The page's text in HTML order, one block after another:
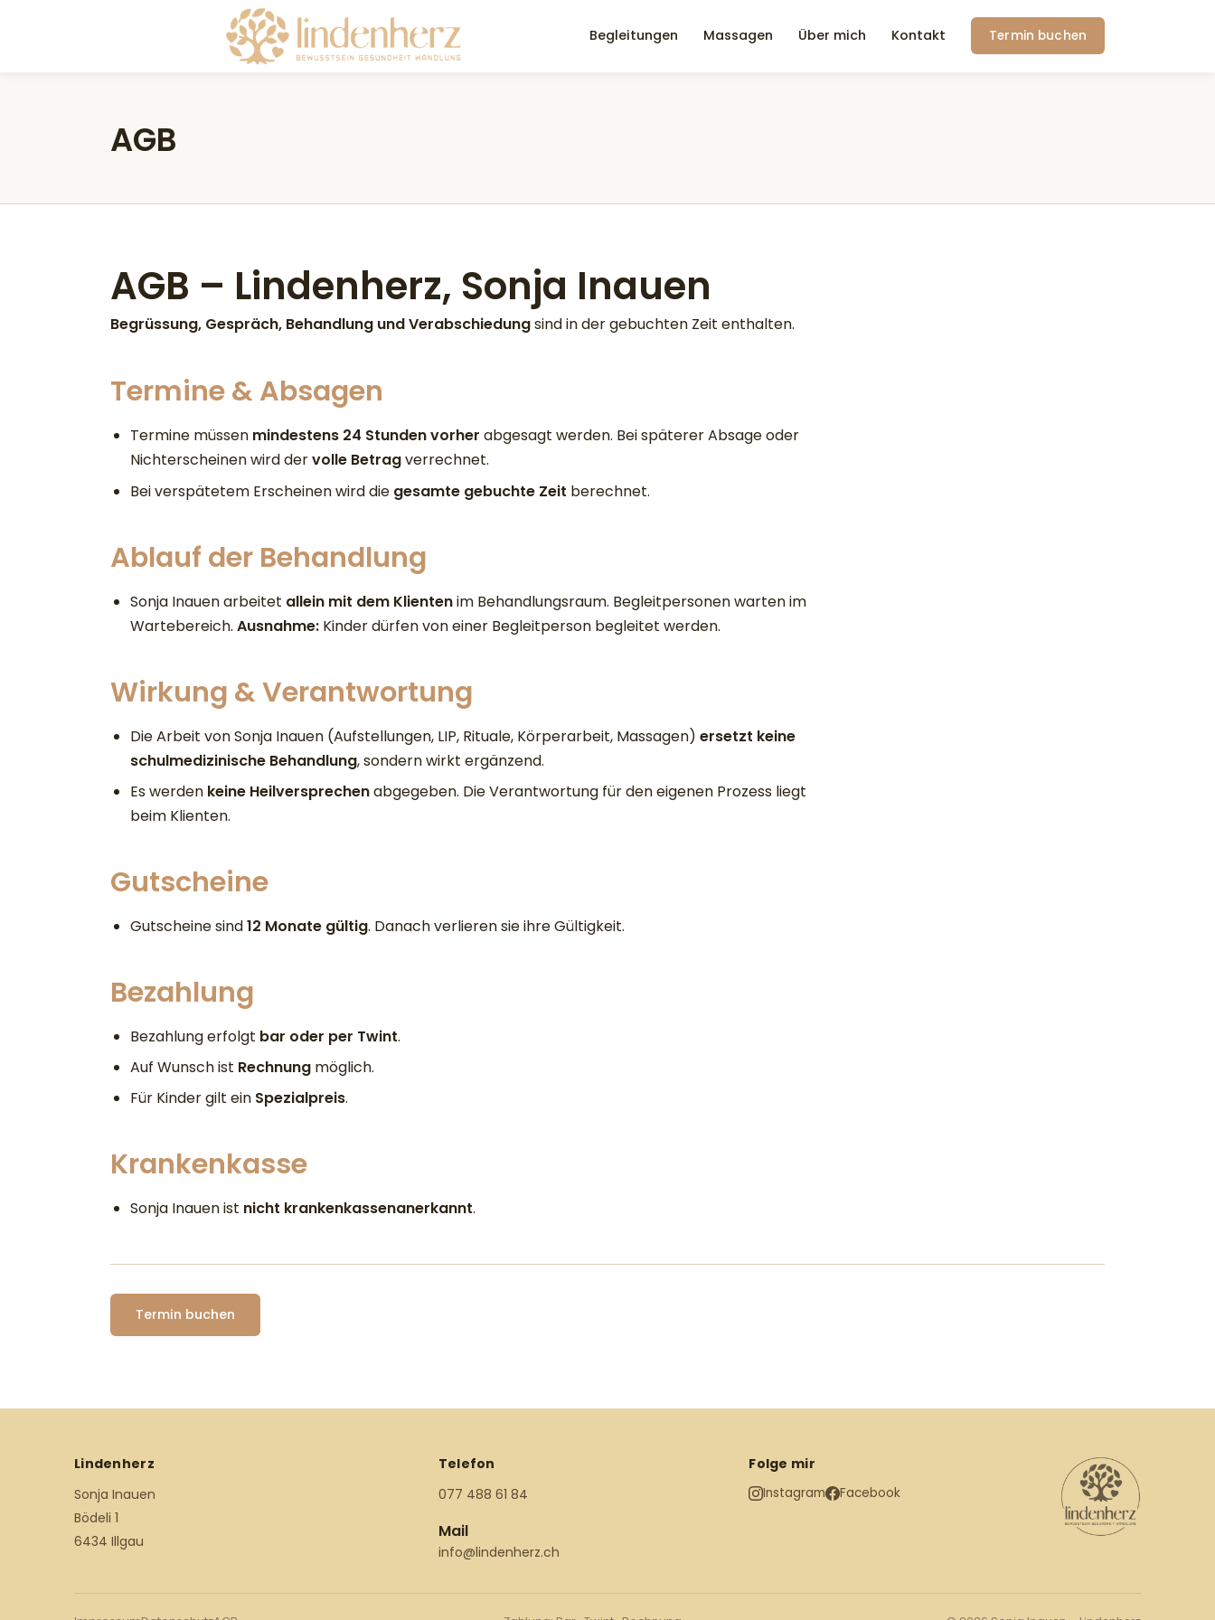
Begleitungen Massagen Über mich Kontakt Termin buchen
AGB
AGB – Lindenherz, Sonja Inauen
Begrüssung, Gespräch, Behandlung und Verabschiedungsind in der gebuchten Zeit enthalten.
Termine & Absagen
Termine müssen mindestens 24 Stunden vorher abgesagt werden. Bei späterer Absage oder
Nichterscheinen wird dervolle Betragverrechnet.
Bei verspätetem Erscheinen wird die gesamte gebuchte Zeit berechnet.
Ablauf der Behandlung
Sonja Inauen arbeitet allein mit dem Klientenim Behandlungsraum. Begleitpersonen warten im
Wartebereich.Ausnahme: Kinder dürfen von einer Begleitperson begleitet werden.
Wirkung & Verantwortung
Die Arbeit von Sonja Inauen (Aufstellungen, LIP, Rituale, Körperarbeit, Massagen)ersetzt keine
schulmedizinische Behandlung, sondern wirkt ergänzend.
Es werden keine Heilversprechenabgegeben. Die Verantwortung für den eigenen Prozess liegt
beim Klienten.
Gutscheine
Gutscheine sind12 Monate gültig. Danach verlieren sie ihre Gültigkeit.
Bezahlung
Bezahlung erfolgt bar oder per Twint.
Auf Wunsch ist Rechnung möglich.
Für Kinder gilt ein Spezialpreis.
Krankenkasse
Sonja Inauen ist nicht krankenkassenanerkannt.
Termin buchen
Lindenherz
Sonja Inauen
Bödeli 1
6434 Illgau
Telefon
077 488 61 84
Mail
info@lindenherz.ch
Folge mir
Instagram Facebook